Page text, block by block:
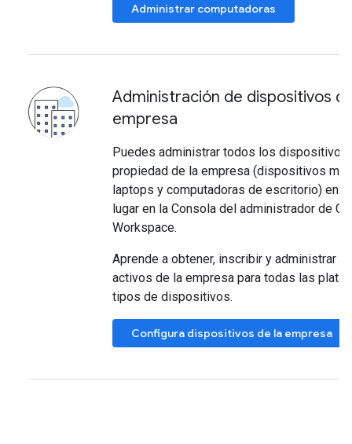
Administrar computadoras
Administración de dispositivos
empresa
Puedes administrar todos los dispositivos
propiedad de la empresa (dispositivos
laptops y computadoras de escritorio) en
lugar en la Consola del administrador de
Workspace.
Aprende a obtener, inscribir y administrar
activos de la empresa para todas las
tipos de dispositivos.
Configura dispositivos de la empresa